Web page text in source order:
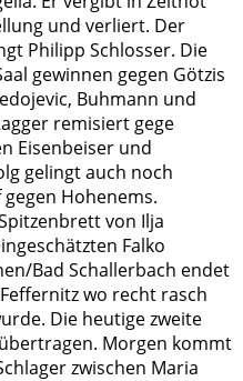
und verliert. Der
Philipp Schlosser. Die
gewinnen gegen Götzis
Buhmann und
remisiert gege
Eisenbeiser und
gelingt auch noch
Hohenems.
von Ilja
Falko
Bad Schallerbach endet
wo recht rasch
Die heutige zweite
Morgen kommt
zwischen Maria